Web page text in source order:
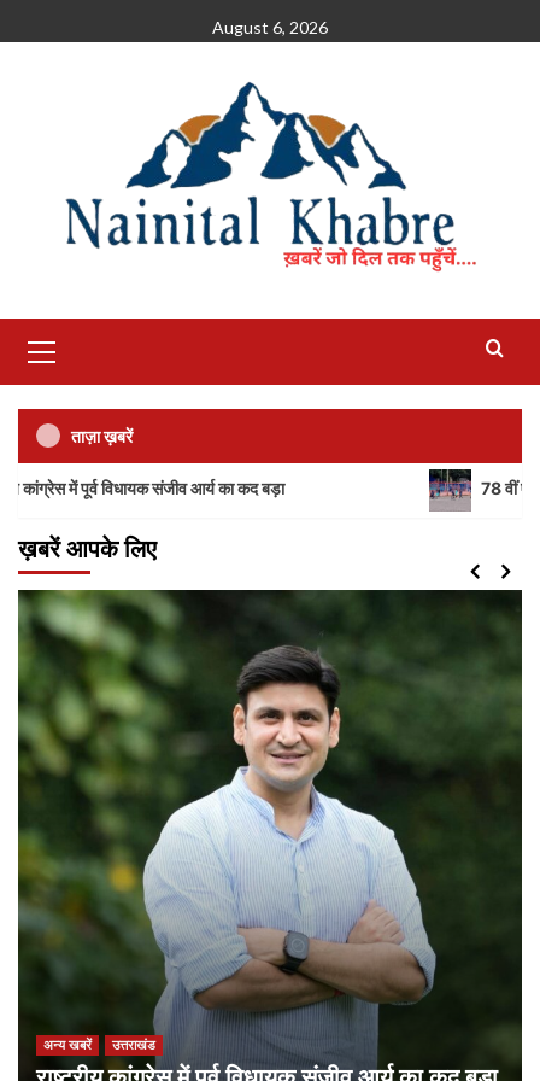
to
August 6, 2026
Menu
ताज़ा ख़बरें
में पूर्व विधायक संजीव आर्य का कद बड़ा 78 वीं एच एन
ख़बरें आपके लिए
अन्य खबरें उत्तराखंड